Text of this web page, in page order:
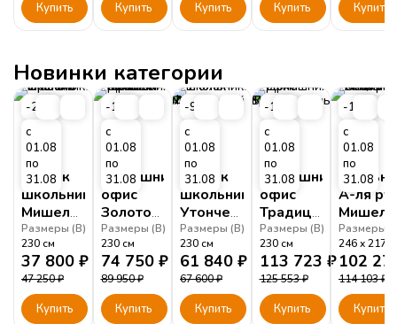
Купить Купить Купить Купить Купить
Новинки категории
-20%
с
01.08
по
31.08
Уголок
школьника
Мишель
Орегано
Размеры (В)
230 см
37 800 ₽
47 250₽
Купить
-17%
с
01.08
по
31.08
Домашний
офис
Золотой
Мишель
Белый
Размеры (В)
230 см
74 750 ₽
89 950₽
Купить
-9%
с
01.08
по
31.08
Уголок
школьника
Утонченный
Мишель
Фрост
Размеры (В)
230 см
61 840 ₽
67 600₽
Купить
-10%
с
01.08
по
31.08
Домашний
офис
Традиционный
Мишель
Белый
Размеры (В)
230 см
113 723 ₽
125 553₽
Купить
-11%
с
01.08
по
31.08
Спальня
А-ля
Мишель
Белый
Размеры (
246
217
102
114 103₽
Купить